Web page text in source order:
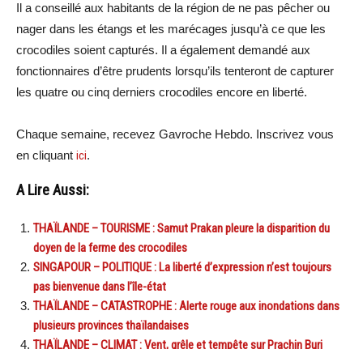
Il a conseillé aux habitants de la région de ne pas pêcher ou
nager dans les étangs et les marécages jusqu’à ce que les
crocodiles soient capturés. Il a également demandé aux
fonctionnaires d’être prudents lorsqu’ils tenteront de capturer
les quatre ou cinq derniers crocodiles encore en liberté.
Chaque semaine, recevez Gavroche Hebdo. Inscrivez vous
en cliquant ici.
A Lire Aussi:
THAÏLANDE – TOURISME : Samut Prakan pleure la disparition du
doyen de la ferme des crocodiles
SINGAPOUR – POLITIQUE : La liberté d’expression n’est toujours
pas bienvenue dans l’île-état
THAÏLANDE – CATASTROPHE : Alerte rouge aux inondations dans
plusieurs provinces thaïlandaises
THAÏLANDE – CLIMAT : Vent, grêle et tempête sur Prachin Buri